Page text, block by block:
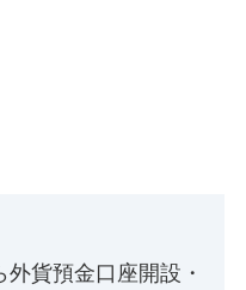
貨預金口座開設・